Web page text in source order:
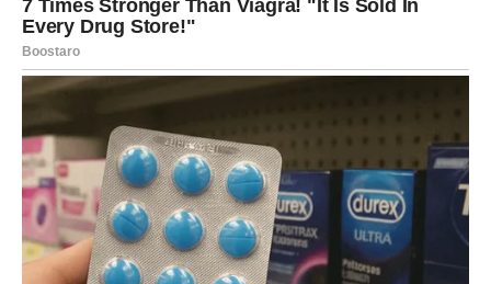
VAGA – FINANSIJSKO
OLAKŠANJE NAKON DUGOG
BALANSIRANJA
Vagama naredni dani donose rešenje finansijske situacije
koja ih je opterećivala. Ako ste bili zabrinuti zbog
troškova, dugova ili neizvesnosti, sada stiže novac koji
donosi ravnotežu. To može biti povrat, pomoć, dobitak ili